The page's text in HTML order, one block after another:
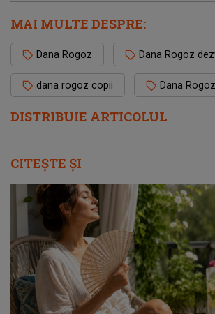
DISTRIBUIE ARTICOLUL
MAI MULTE DESPRE:
Dana Rogoz Dana Rogoz
dana rogoz copii Dana
CITEȘTE ȘI